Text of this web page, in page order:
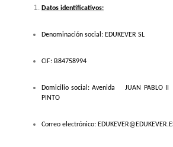
Datos identificativos:
Denominación social: EDUKEVER SL
CIF: B84758994
Domicilio social: Avenida JUAN
PINTO
Correo electrónico: